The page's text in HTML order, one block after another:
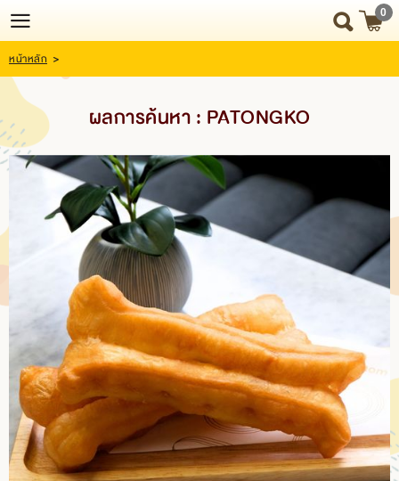
Login
Register
HOME
NEWS
UPDATE
ABOUT
SNACK
BOX
SNACK
BOX
BRANCH
CONTACT
US
0
หน้าหลัก >
ผลการค้นหา : PATONGKO